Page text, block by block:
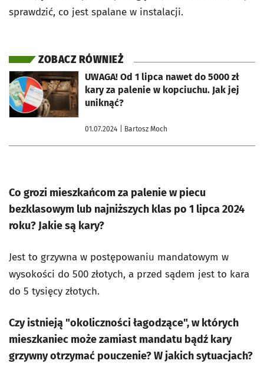
sprawdzić, co jest spalane w instalacji.
ZOBACZ RÓWNIEŻ
UWAGA! Od 1 lipca nawet do 5000 zł
kary za palenie w kopciuchu. Jak jej
uniknąć?
01.07.2024 | Bartosz Moch
otworzy się w nowej karcie
Co grozi mieszkańcom za palenie w piecu
bezklasowym lub najniższych klas po 1 lipca 2024
roku? Jakie są kary?
Jest to grzywna w postępowaniu mandatowym w
wysokości do 500 złotych, a przed sądem jest to kara
do 5 tysięcy złotych.
Czy istnieją "okoliczności łagodzące", w których
mieszkaniec może zamiast mandatu bądź kary
grzywny otrzymać pouczenie? W jakich sytuacjach?